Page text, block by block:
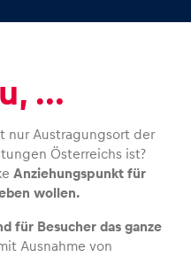
Alle anzeigen
Alle anzeigen
…
nur Austragungsort der
Österreichs ist?
Anziehungspunkt für
wollen.
für Besucher das ganze
Ausnahme von